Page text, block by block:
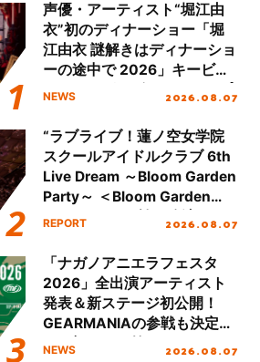
声優・アーティスト“堀江由
衣”初のディナーショー「堀
江由衣 謎解きはディナーショ
ーの途中で 2026」キービジ
ュアル＆グッズラインナップ
NEWS 2026.08.07
“ラブライブ！蓮ノ空女学院
スクールアイドルクラブ 6th
Live Dream ～Bloom Garden
Party～ ＜Bloom Garden
Party Stage／埼玉公演＞”
REPORT 2026.08.07
「ナガノアニエラフェスタ
2026」全出演アーティスト
発表＆新ステージ初公開！
GEARMANIAの参戦も決定
し、初となる第3ステージの
NEWS 2026.08.07